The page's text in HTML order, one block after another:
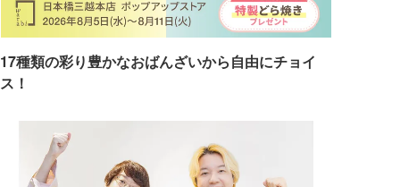
17種類の彩り豊かなおばんざいから自由にチョイ
ス！